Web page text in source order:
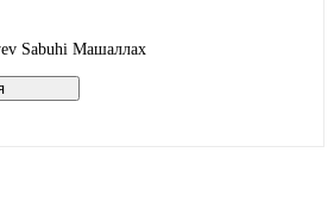
Sabuhi Машаллах